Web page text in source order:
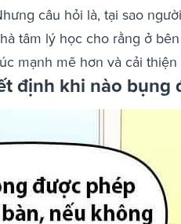
câu hỏi là, tại sao
tâm lý học cho rằng ở
mạnh mẽ hơn và cải
định khi nào bụng